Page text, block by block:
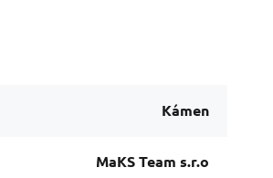
Kámen
MaKS Team s.r.o